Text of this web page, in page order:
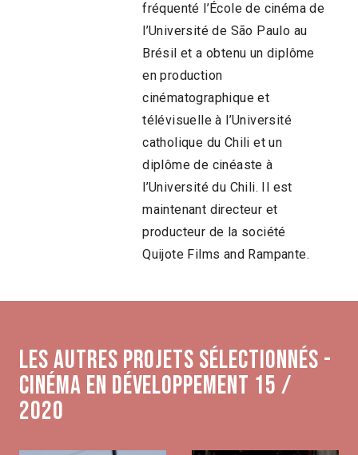
fréquenté l’École de cinéma de
l’Université de São Paulo au
Brésil et a obtenu un diplôme
en production
cinématographique et
télévisuelle à l’Université
catholique du Chili et un
diplôme de cinéaste à
l’Université du Chili. Il est
maintenant directeur et
producteur de la société
Quijote Films and Rampante.
Les autres projets sélectionnés -
Cinéma en développement 15 /
2020